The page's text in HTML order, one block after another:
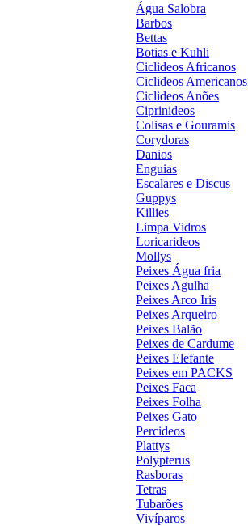
Água Salobra
Barbos
Bettas
Botias e Kuhli
Ciclideos Africanos
Ciclideos Americanos
Ciclideos Anões
Ciprinideos
Colisas e Gouramis
Corydoras
Danios
Enguias
Escalares e Discus
Guppys
Killies
Limpa Vidros
Loricarideos
Mollys
Peixes Água fria
Peixes Agulha
Peixes Arco Iris
Peixes Arqueiro
Peixes Balão
Peixes de Cardume
Peixes Elefante
Peixes em PACKS
Peixes Faca
Peixes Folha
Peixes Gato
Percideos
Plattys
Polypterus
Rasboras
Tetras
Tubarões
Vivíparos